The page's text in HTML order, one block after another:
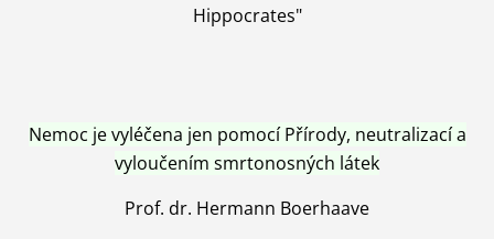
Hippocrates"
Nemoc je vyléčena jen pomocí Přírody, neutralizací a
vyloučením smrtonosných látek
Prof. dr. Hermann Boerhaave